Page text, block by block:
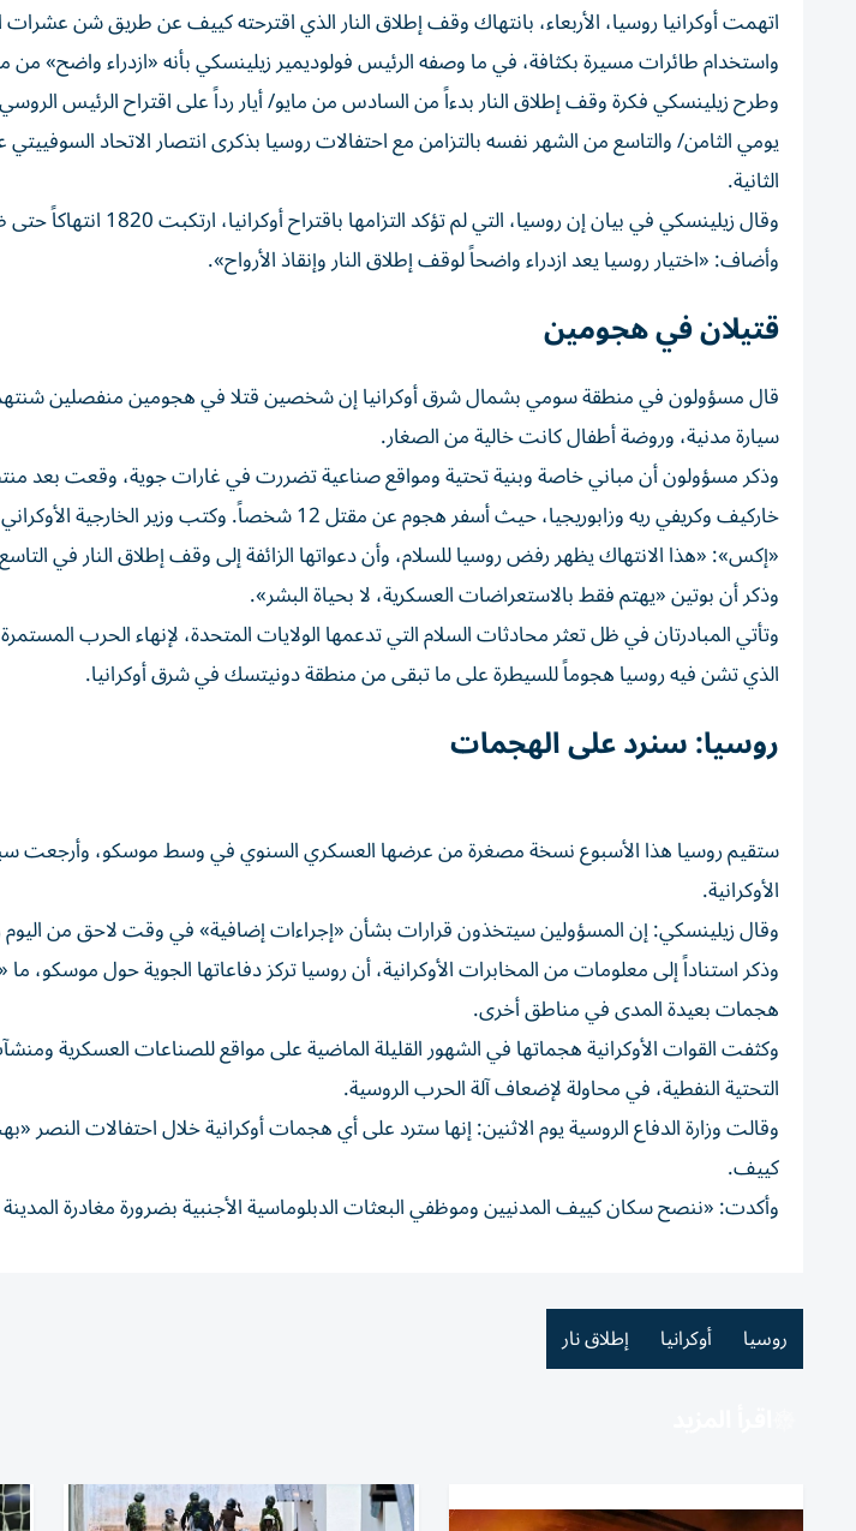
اتهمت أوكرانيا روسيا، الأربعاء، بانتهاك وقف إطلاق النار الذي اقترحته كييف عن طريق شن عشرات
واستخدام طائرات مسيرة بكثافة، في ‌ما وصفه الرئيس فولوديمير زيلينسكي بأنه «ازدراء واضح» من
وطرح زيلينسكي فكرة وقف إطلاق ​النار بدءاً ⁠من السادس من مايو/ أيار رداً على اقتراح الرئيس
يومي ‌الثامن/ والتاسع من الشهر نفسه بالتزامن مع احتفالات روسيا بذكرى انتصار الاتحاد السوفييتي
الثانية.
وقال زيلينسكي في بيان إن روسيا، التي لم تؤكد التزامها باقتراح أوكرانيا، ارتكبت 1820 انتهاكاً حتى ظهر الأربعاء.
وأضاف: «اختيار روسيا يعد ازدراء واضحاً لوقف ⁠إطلاق النار وإنقاذ الأرواح».
قتيلان في هجومين
قال مسؤولون في منطقة سومي بشمال شرق أوكرانيا إن شخصين قتلا في هجومين منفصلين
سيارة مدنية، وروضة أطفال كانت خالية من الصغار.
وذكر مسؤولون أن مباني خاصة وبنية تحتية ومواقع صناعية تضررت في غارات جوية، وقعت
خاركيف وكريفي ​ريه وزابوريجيا، حيث أسفر هجوم عن مقتل 12
«إكس»: «هذا الانتهاك يظهر رفض روسيا للسلام، وأن دعواتها الزائفة إلى وقف إطلاق النار في
وذكر أن ⁠بوتين «يهتم فقط بالاستعراضات العسكرية، لا بحياة البشر».
وتأتي المبادرتان في ظل تعثر محادثات السلام التي تدعمها الولايات المتحدة، لإنهاء الحرب
الذي تشن فيه روسيا هجوماً ​للسيطرة ‌على ما تبقى من منطقة دونيتسك في شرق أوكرانيا.
روسيا: سنرد على الهجمات
ستقيم ‌روسيا هذا الأسبوع نسخة مصغرة من عرضها العسكري السنوي في وسط موسكو، وأرجعت
الأوكرانية.
وقال زيلينسكي: إن المسؤولين سيتخذون قرارات بشأن «إجراءات إضافية» في وقت ‌لاحق من اليوم
وذكر استناداً إلى معلومات ⁠من المخابرات الأوكرانية، أن روسيا تركز دفاعاتها الجوية حول موسكو،
هجمات بعيدة المدى في مناطق أخرى.
وكثفت القوات الأوكرانية هجماتها في الشهور القليلة الماضية على مواقع للصناعات العسكرية
التحتية النفطية، في محاولة لإضعاف آلة الحرب الروسية.
وقالت ​وزارة الدفاع الروسية يوم الاثنين: إنها سترد على أي هجمات أوكرانية خلال احتفالات
كييف.
وأكدت: «ننصح سكان كييف المدنيين وموظفي البعثات الدبلوماسية الأجنبية ⁠بضرورة مغادرة
روسيا أوكرانيا إطلاق نار